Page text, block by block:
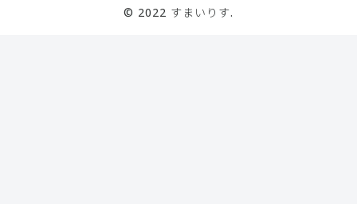
© 2022 すまいりす.